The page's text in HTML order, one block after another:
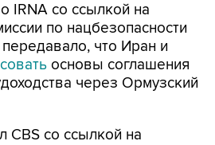
IRNA со ссылкой на
по нацбезопасности
что Иран и
основы соглашения
через Ормузский
CBS со ссылкой на